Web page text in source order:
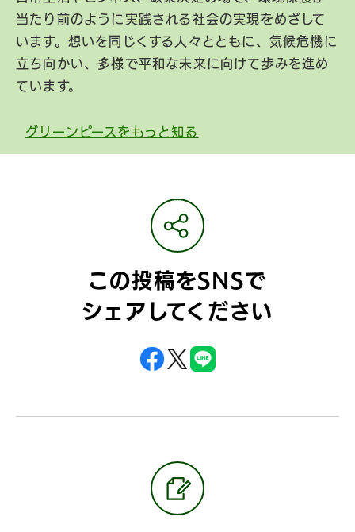
当たり前のように実践される社会の実現をめざして
います。想いを同じくする人々とともに、気候危機に
立ち向かい、多様で平和な未来に向けて歩みを進め
ています。
グリーンピースをもっと知る
この投稿をSNSで
シェアしてください